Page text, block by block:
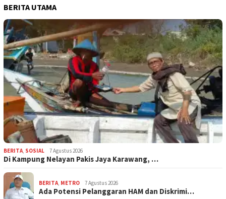
BERITA UTAMA
BERITA, SOSIAL 7 Agustus 2026
Di Kampung Nelayan Pakis Jaya Karawang, …
BERITA, METRO 7 Agustus 2026
Ada Potensi Pelanggaran HAM dan Diskrimi…